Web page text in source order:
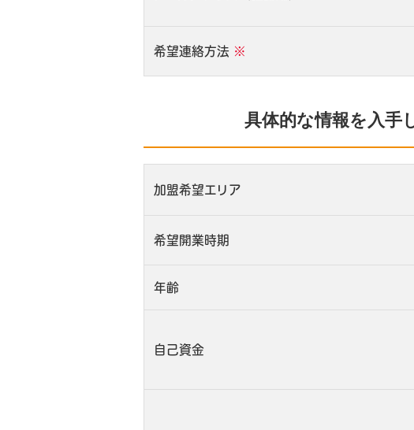
希望連絡方法 ※
具体的な情報を入手
加盟希望エリア
希望開業時期
年齢
自己資金